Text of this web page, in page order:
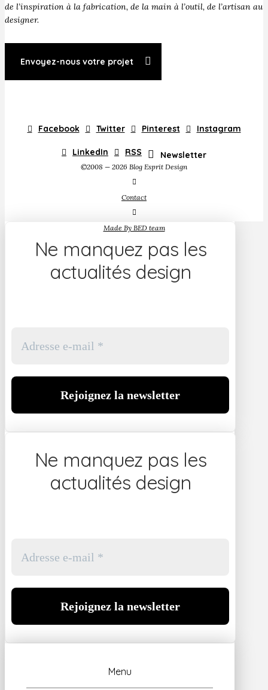
de l’inspiration à la fabrication, de la main à l’outil, de l’artisan au
designer.
Envoyez-nous votre projet
Facebook Twitter Pinterest Instagram
LinkedIn RSS Newsletter
©2008 — 2026 Blog Esprit Design
Contact
Made By BED team
Ne manquez pas les
actualités design
Ne manquez pas les
actualités design
Menu